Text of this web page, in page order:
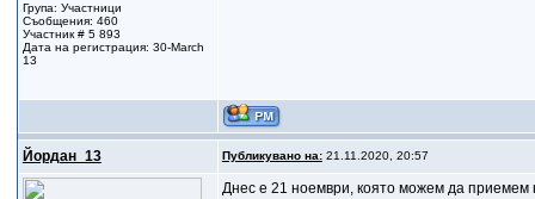
Група: Участници
Съобщения: 460
Участник # 5 893
Дата на регистрация: 30-March
13
Йордан_13 Публикувано на:21.11.2020, 20:57
Днес е 21 ноември, която можем да приемем